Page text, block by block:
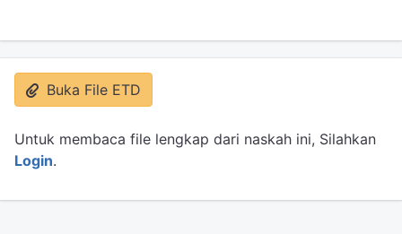
Buka File ETD
Untuk membaca file lengkap dari naskah ini, Silahkan
Login.